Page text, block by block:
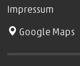
Impressum
Google Maps